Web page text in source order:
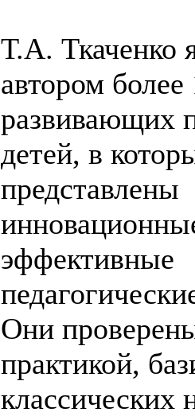
Т.А. Ткаченко
автором
развивающих
детей, в
представлены
эффективные
Они
практикой,
классических